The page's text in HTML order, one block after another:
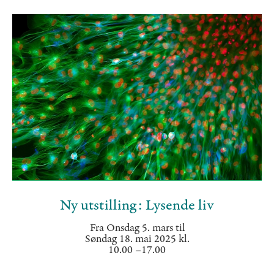
Ny utstilling: Lysende liv
Fra Onsdag 5. mars til
Søndag 18. mai 2025 kl.
10.00 –17.00